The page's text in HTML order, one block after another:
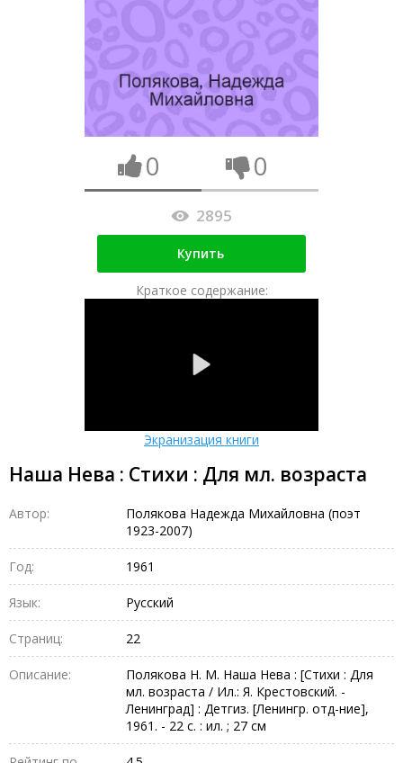
0 0
2895
Купить
Краткое содержание:
Экранизация книги
Наша Нева : Стихи : Для мл. возраста
Автор:
Полякова Надежда Михайловна (поэт
1923-2007)
Год: 1961
Язык: Русский
Страниц: 22
Описание:
Полякова Н. М. Наша Нева : [Стихи : Для
мл. возраста / Ил.: Я. Крестовский. -
Ленинград] : Детгиз. [Ленингр. отд-ние],
1961. - 22 с. : ил. ; 27 см